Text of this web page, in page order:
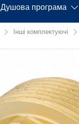
Душова програма
Інші комплектуючі